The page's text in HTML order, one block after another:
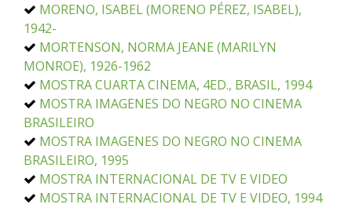
MORENO, ISABEL (MORENO PÉREZ, ISABEL),
1942-
MORTENSON, NORMA JEANE (MARILYN
MONROE), 1926-1962
MOSTRA CUARTA CINEMA, 4ED., BRASIL, 1994
MOSTRA IMAGENES DO NEGRO NO CINEMA
BRASILEIRO
MOSTRA IMAGENES DO NEGRO NO CINEMA
BRASILEIRO, 1995
MOSTRA INTERNACIONAL DE TV E VIDEO
MOSTRA INTERNACIONAL DE TV E VIDEO, 1994